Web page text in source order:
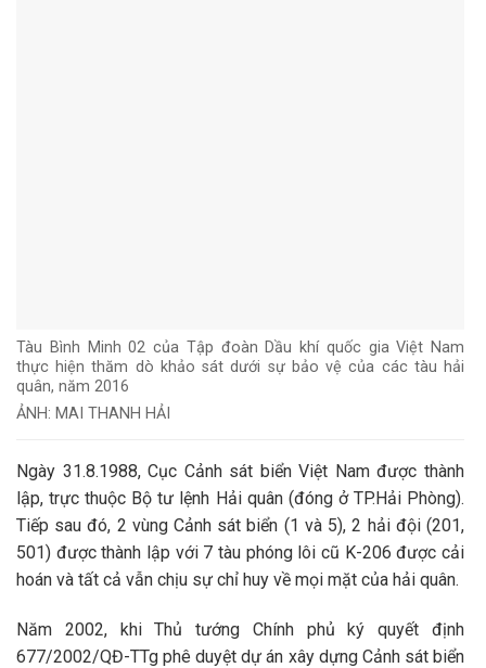
Tàu Bình Minh 02 của Tập đoàn Dầu khí quốc gia Việt Nam
thực hiện thăm dò khảo sát dưới sự bảo vệ của các tàu hải
quân, năm 2016
ẢNH: MAI THANH HẢI
Ngày 31.8.1988, Cục Cảnh sát biển Việt Nam được thành
lập, trực thuộc Bộ tư lệnh Hải quân (đóng ở TP.Hải Phòng).
Tiếp sau đó, 2 vùng Cảnh sát biển (1 và 5), 2 hải đội (201,
501) được thành lập với 7 tàu phóng lôi cũ K-206 được cải
hoán và tất cả vẫn chịu sự chỉ huy về mọi mặt của hải quân.
Năm 2002, khi Thủ tướng Chính phủ ký quyết định
677/2002/QĐ-TTg phê duyệt dự án xây dựng Cảnh sát biển